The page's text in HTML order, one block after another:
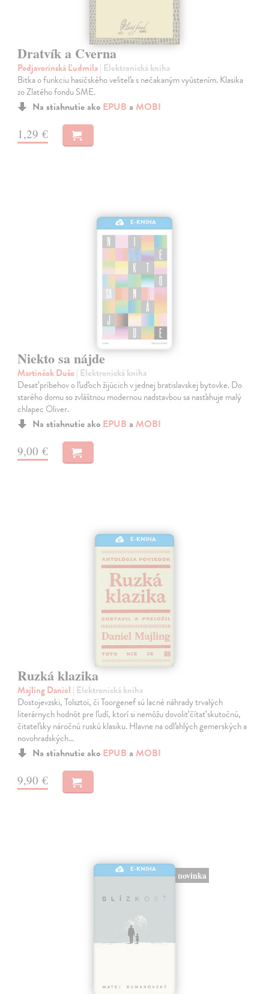
Dratvík a Cverna
Podjavorinská Ľudmila| Elektronická kniha
Bitka o funkciu hasičského veliteľa s nečakaným vyústením. Klasika
zo Zlatého fondu SME.
Na stiahnutie ako EPUB a MOBI
1,29 €
E-KNIHA
Niekto sa nájde
Martinčok Dušo| Elektronická kniha
Desať príbehov o ľuďoch žijúcich v jednej bratislavskej bytovke. Do
starého domu so zvláštnou modernou nadstavbou sa nasťahuje malý
chlapec Oliver.
Na stiahnutie ako EPUB a MOBI
9,00 €
E-KNIHA
Ruzká klazika
Majling Daniel | Elektronická kniha
Dostojevzski, Tolsztoi, či Toorgenef sú lacné náhrady trvalých
literárnych hodnôt pre ľudí, ktorí si nemôžu dovoliť čítať skutočnú,
čitateľsky náročnú ruskú klasiku. Hlavne na odľahlých gemerských a
novohradských…
Na stiahnutie ako EPUB a MOBI
9,90 €
E-KNIHA
novinka